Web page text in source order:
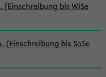
(Einschreibung bis WiSe
(Einschreibung bis SoSe